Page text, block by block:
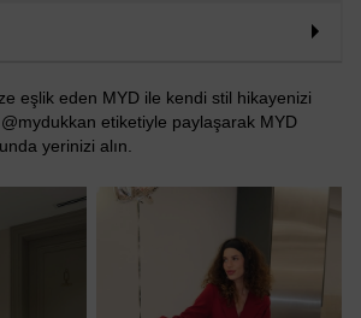
eşlik eden MYD ile kendi stil hikayenizi
etiketiyle paylaşarak MYD
yerinizi alın.